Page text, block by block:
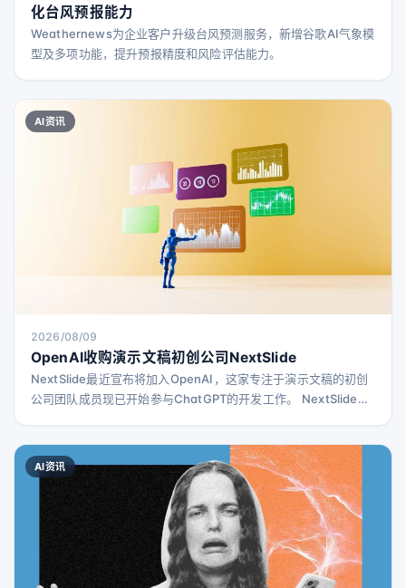
化台风预报能力
Weathernews为企业客户升级台风预测服务，新增谷歌AI气象模
型及多项功能，提升预报精度和风险评估能力。
AI资讯
2026/08/09
OpenAI收购演示文稿初创公司NextSlide
NextSlide最近宣布将加入OpenAI，这家专注于演示文稿的初创
公司团队成员现已开始参与ChatGPT的开发工作。 NextSlide官
Beshry表示，公司的最终目标是“让视觉交流更加普及，帮助更多
人清晰表达他们的想法”。因此，加入OpenAI后，团队将继续秉
持这一使命
AI资讯